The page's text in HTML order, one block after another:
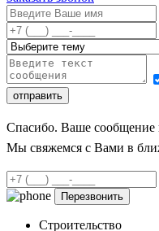
Спасибо. Ваше сообщение
Мы свяжемся с Вами в
Строительство